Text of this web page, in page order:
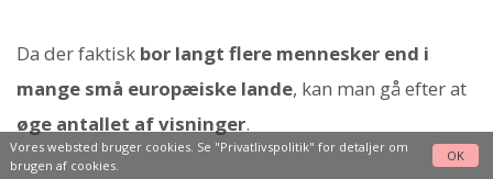
Da der faktisk bor langt flere mennesker end i
mange små europæiske lande, kan man gå efter at
øge antallet af visninger.
Vores websted bruger cookies. Se "Privatlivspolitik" for detaljer om
brugen af cookies.
OK